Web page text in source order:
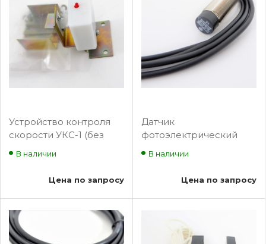
Устройство контроля
скорости УКС-1 (без
В наличии
Цена по запросу
Датчик
фотоэлектрический
Telemecanique
В наличии
Цена по запросу